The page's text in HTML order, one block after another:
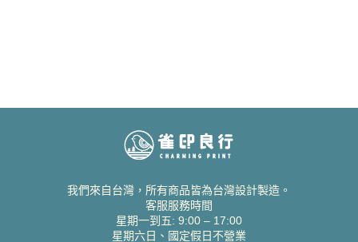
我們來自台灣，所有商品皆為台灣設計製造。
客服服務時間
星期一到五: 9:00 – 17:00
星期六日、國定假日不營業